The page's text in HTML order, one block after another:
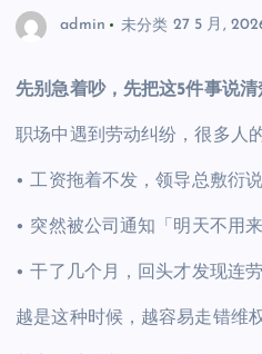
admin 未分类 27 5 月,
先别急着吵，先把这5件事说清
职场中遇到劳动纠纷，很多人
• 工资拖着不发，领导总敷衍
• 突然被公司通知「明天不用来
• 干了几个月，回头才发现连
越是这种时候，越容易走错维